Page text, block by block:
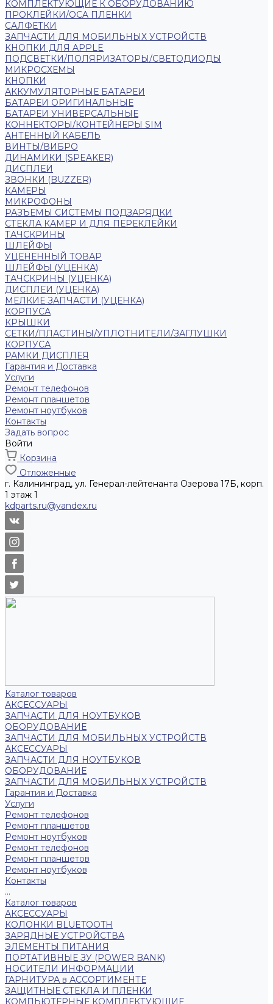
КОМПЛЕКТУЮЩИЕ К ОБОРУДОВАНИЮ
ПРОКЛЕЙКИ/OCA ПЛЕНКИ
САЛФЕТКИ
ЗАПЧАСТИ ДЛЯ МОБИЛЬНЫХ УСТРОЙСТВ
КНОПКИ ДЛЯ APPLE
ПОДСВЕТКИ/ПОЛЯРИЗАТОРЫ/СВЕТОДИОДЫ
МИКРОСХЕМЫ
КНОПКИ
АККУМУЛЯТОРНЫЕ БАТАРЕИ
БАТАРЕИ ОРИГИНАЛЬНЫЕ
БАТАРЕИ УНИВЕРСАЛЬНЫЕ
КОННЕКТОРЫ/КОНТЕЙНЕРЫ SIM
АНТЕННЫЙ КАБЕЛЬ
ВИНТЫ/ВИБРО
ДИНАМИКИ (SPEAKER)
ДИСПЛЕИ
ЗВОНКИ (BUZZER)
КАМЕРЫ
МИКРОФОНЫ
РАЗЪЕМЫ СИСТЕМЫ ПОДЗАРЯДКИ
СТЕКЛА КАМЕР И ДЛЯ ПЕРЕКЛЕЙКИ
ТАЧСКРИНЫ
ШЛЕЙФЫ
УЦЕНЕННЫЙ ТОВАР
ШЛЕЙФЫ (УЦЕНКА)
ТАЧСКРИНЫ (УЦЕНКА)
ДИСПЛЕИ (УЦЕНКА)
МЕЛКИЕ ЗАПЧАСТИ (УЦЕНКА)
КОРПУСА
КРЫШКИ
СЕТКИ/ПЛАСТИНЫ/УПЛОТНИТЕЛИ/ЗАГЛУШКИ
КОРПУСА
РАМКИ ДИСПЛЕЯ
Гарантия и Доставка
Услуги
Ремонт телефонов
Ремонт планшетов
Ремонт ноутбуков
Контакты
Задать вопрос
Войти
Корзина
Отложенные
г. Калининград, ул. Генерал-лейтенанта Озерова 17Б, корп.
1 этаж 1
kdparts.ru@yandex.ru
Каталог товаров
АКСЕССУАРЫ
ЗАПЧАСТИ ДЛЯ НОУТБУКОВ
ОБОРУДОВАНИЕ
ЗАПЧАСТИ ДЛЯ МОБИЛЬНЫХ УСТРОЙСТВ
АКСЕССУАРЫ
ЗАПЧАСТИ ДЛЯ НОУТБУКОВ
ОБОРУДОВАНИЕ
ЗАПЧАСТИ ДЛЯ МОБИЛЬНЫХ УСТРОЙСТВ
Гарантия и Доставка
Услуги
Ремонт телефонов
Ремонт планшетов
Ремонт ноутбуков
Ремонт телефонов
Ремонт планшетов
Ремонт ноутбуков
Контакты
...
Каталог товаров
АКСЕССУАРЫ
КОЛОНКИ BLUETOOTH
ЗАРЯДНЫЕ УСТРОЙСТВА
ЭЛЕМЕНТЫ ПИТАНИЯ
ПОРТАТИВНЫЕ ЗУ (POWER BANK)
НОСИТЕЛИ ИНФОРМАЦИИ
ГАРНИТУРА в АССОРТИМЕНТЕ
ЗАЩИТНЫЕ СТЕКЛА И ПЛЕНКИ
КОМПЬЮТЕРНЫЕ КОМПЛЕКТУЮЩИЕ